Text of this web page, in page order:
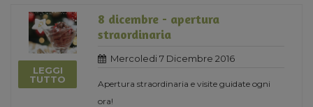
LEGGI
TUTTO
8 dicembre - apertura
straordinaria
Mercoledi 7 Dicembre 2016
Apertura straordinaria e visite guidate ogni
ora!